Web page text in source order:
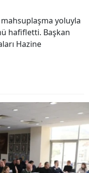
yoluyla
hafifletti. Başkan
Hazine